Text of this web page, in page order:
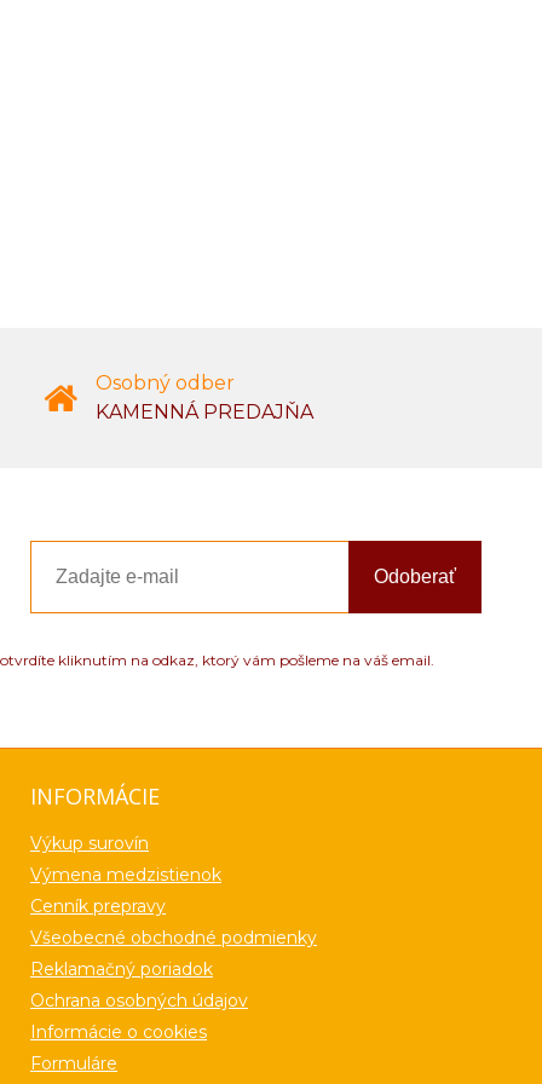
Osobný odber
KAMENNÁ PREDAJŇA
Odoberať
kliknutím na odkaz, ktorý vám pošleme na váš email.
INFORMÁCIE
Výkup surovín
Výmena medzistienok
Cenník prepravy
Všeobecné obchodné podmienky
Reklamačný poriadok
Ochrana osobných údajov
Informácie o cookies
Formuláre